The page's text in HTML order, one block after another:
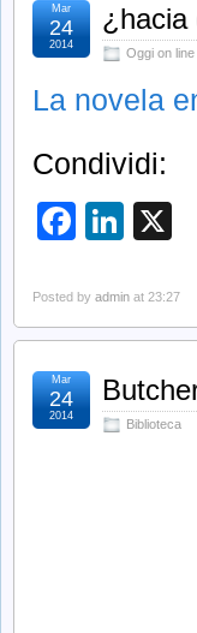
¿hacia
Oggi on
Mar
24
2014
La novela
Condividi:
Posted by admin at 23:27
Biblioteca
Mar
24
2014